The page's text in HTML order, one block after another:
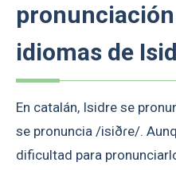
idiomas de
En catalán, Isidre se
se pronuncia /isiðɾe/.
dificultad para